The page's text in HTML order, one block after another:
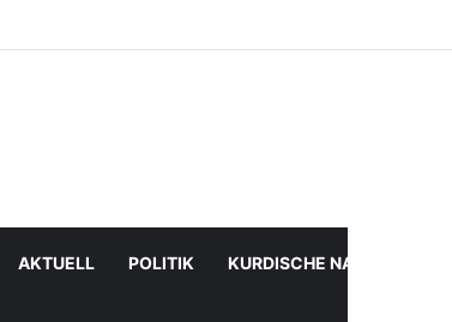
AKTUELL POLITIK KURDISCHE